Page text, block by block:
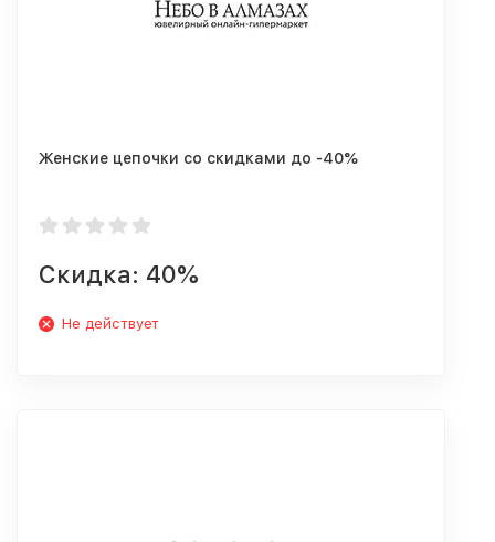
Женские цепочки со скидками до -40%
Скидка: 40%
Не действует